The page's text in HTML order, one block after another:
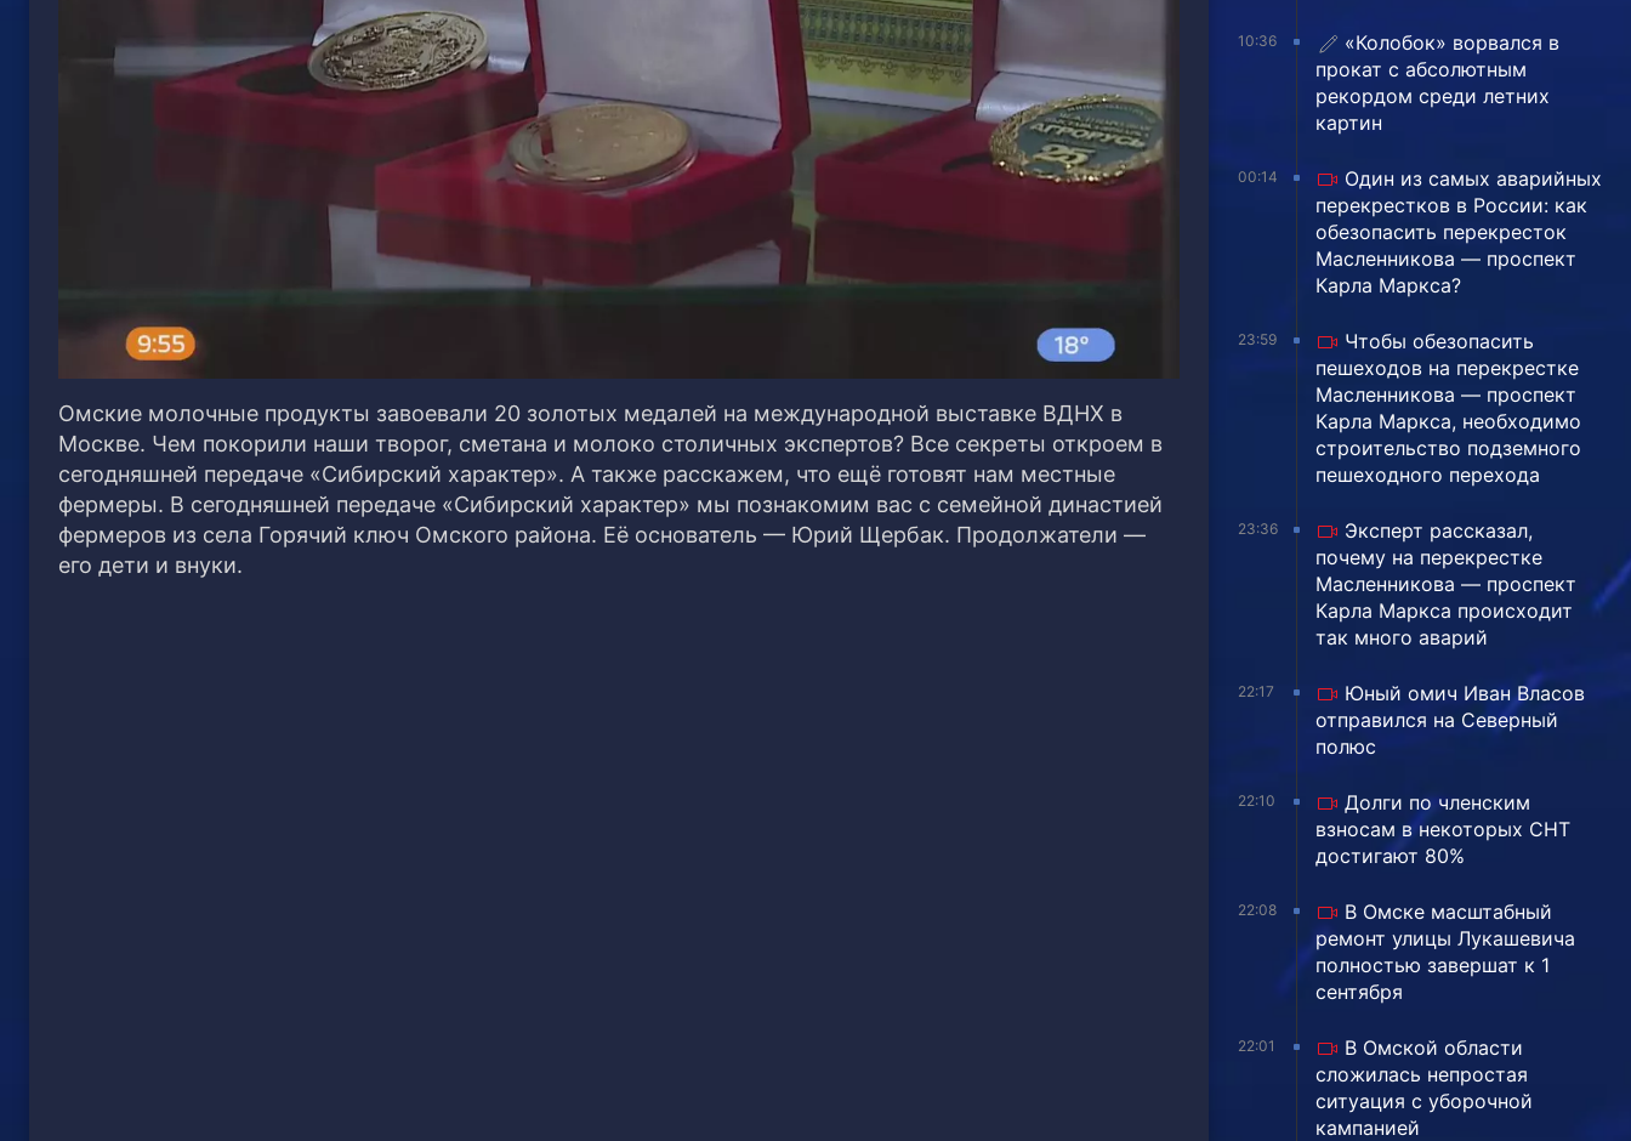
Омские молочные продукты завоевали 20 золотых медалей на международной выставке ВДНХ в
Москве. Чем покорили наши творог, сметана и молоко столичных экспертов? Все секреты откроем в
сегодняшней передаче «Сибирский характер». А также расскажем, что ещё готовят нам местные
фермеры. В сегодняшней передаче «Сибирский характер» мы познакомим вас с семейной династией
фермеров из села Горячий ключ Омского района. Её основатель — Юрий Щербак. Продолжатели —
его дети и внуки.
10:36
«Колобок» ворвался в
прокат с абсолютным
рекордом среди летних
картин
00:14
Один из самых аварийных
перекрестков в России: как
обезопасить перекресток
Масленникова — проспект
Карла Маркса?
23:59
Чтобы обезопасить
пешеходов на перекрестке
Масленникова — проспект
Карла Маркса, необходимо
строительство подземного
пешеходного перехода
23:36
Эксперт рассказал,
почему на перекрестке
Масленникова — проспект
Карла Маркса происходит
так много аварий
22:17
Юный омич Иван Власов
отправился на Северный
полюс
22:10
Долги по членским
взносам в некоторых СНТ
достигают 80%
22:08
В Омске масштабный
ремонт улицы Лукашевича
полностью завершат к 1
сентября
22:01
В Омской области
сложилась непростая
ситуация с уборочной
кампанией